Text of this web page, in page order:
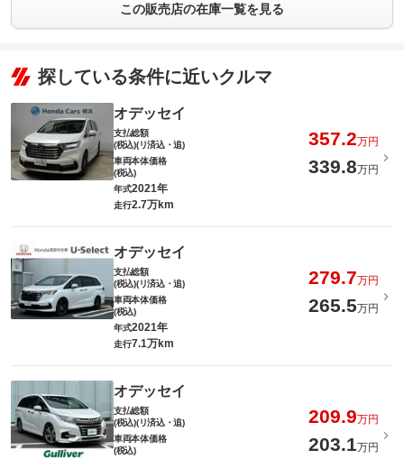
この販売店の在庫一覧を見る
探している条件に近いクルマ
オデッセイ
支払総額
(税込)(リ済込・追)
357.2万円
車両本体価格
(税込)
339.8万円
年式2021年
走行2.7万km
オデッセイ
支払総額
(税込)(リ済込・追)
279.7万円
車両本体価格
(税込)
265.5万円
年式2021年
走行7.1万km
オデッセイ
支払総額
(税込)(リ済込・追)
209.9万円
車両本体価格
(税込)
203.1万円